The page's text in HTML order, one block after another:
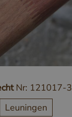
Nr: 121017-3
Leuningen